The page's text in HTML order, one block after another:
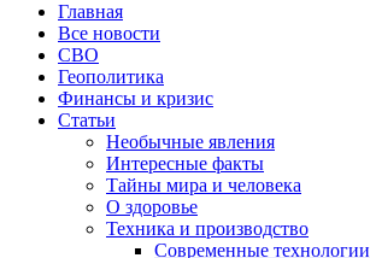
Главная
Все новости
СВО
Геополитика
Финансы и кризис
Статьи
Необычные явления
Интересные факты
Тайны мира и человека
О здоровье
Техника и производство
Современные технологии